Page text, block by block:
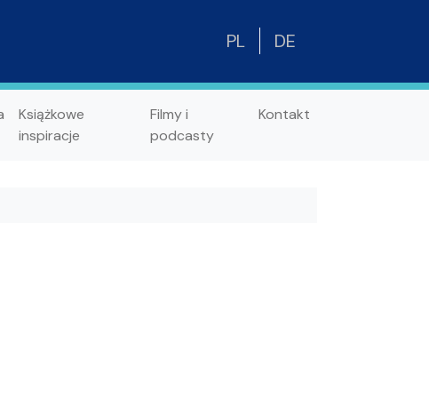
PL DE
Książkowe
inspiracje
Filmy i
podcasty
Kontakt